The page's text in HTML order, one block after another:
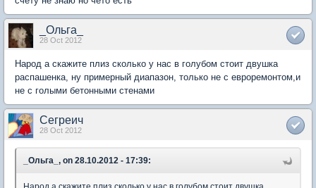
_Ольга_
28 Oct 2012
Народ а скажите плиз сколько у нас в голубом стоит двушка
распашенка, ну примерный диапазон, только не с евроремонтом,и
не с голыми бетонными стенами
Сегреич
28 Oct 2012
_Ольга_, on 28.10.2012 - 17:39: